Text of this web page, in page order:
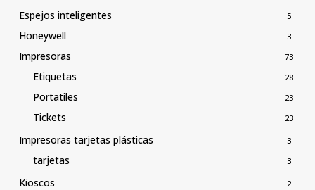
Espejos inteligentes 5
Honeywell 3
Impresoras 73
Etiquetas 28
Portatiles 23
Tickets 23
Impresoras tarjetas plásticas 3
tarjetas 3
Kioscos 2